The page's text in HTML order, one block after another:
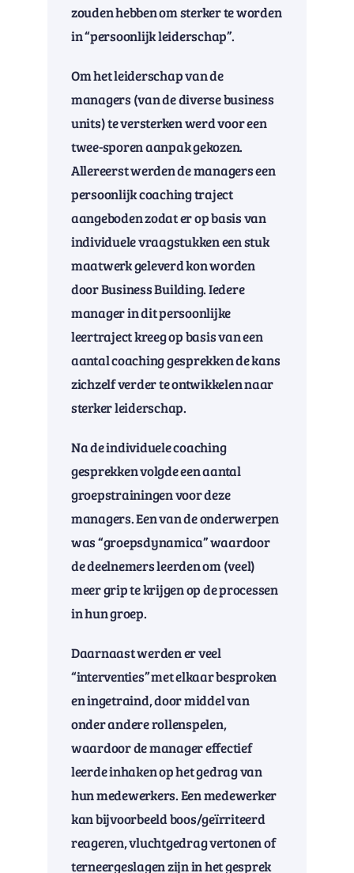
zouden hebben om sterker te worden
in “persoonlijk leiderschap”.
Om het leiderschap van de
managers (van de diverse business
units) te versterken werd voor een
twee-sporen aanpak gekozen.
Allereerst werden de managers een
persoonlijk coaching traject
aangeboden zodat er op basis van
individuele vraagstukken een stuk
maatwerk geleverd kon worden
door Business Building. Iedere
manager in dit persoonlijke
leertraject kreeg op basis van een
aantal coaching gesprekken de kans
zichzelf verder te ontwikkelen naar
sterker leiderschap.
Na de individuele coaching
gesprekken volgde een aantal
groepstrainingen voor deze
managers. Een van de onderwerpen
was “groepsdynamica” waardoor
de deelnemers leerden om (veel)
meer grip te krijgen op de processen
in hun groep.
Daarnaast werden er veel
“interventies” met elkaar besproken
en ingetraind, door middel van
onder andere rollenspelen,
waardoor de manager effectief
leerde inhaken op het gedrag van
hun medewerkers. Een medewerker
kan bijvoorbeeld boos/geïrriteerd
reageren, vluchtgedrag vertonen of
terneergeslagen zijn in het gesprek